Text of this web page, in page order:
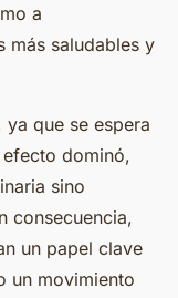
a
más saludables y
que se espera
dominó,
sino
consecuencia,
un papel clave
un movimiento